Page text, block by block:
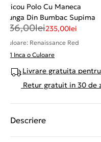
Tricou Polo Cu Maneca
Lunga Din Bumbac Supima
336,00lei235,00lei
Culoare: Renaissance Red
+ 1 Inca o Culoare
Livrare gratuita
Retur gratuit in 30 de
Descriere